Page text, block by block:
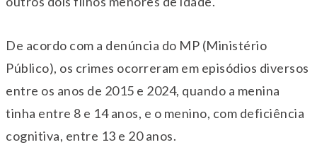
De acordo com a denúncia do MP (Ministério
Público), os crimes ocorreram em episódios diversos
entre os anos de 2015 e 2024, quando a menina
tinha entre 8 e 14 anos, e o menino, com deficiência
cognitiva, entre 13 e 20 anos.